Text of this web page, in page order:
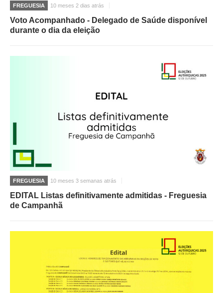
FREGUESIA 10 meses 2 dias atrás
Voto Acompanhado - Delegado de Saúde disponível
durante o dia da eleição
FREGUESIA 10 meses 3 semanas atrás
EDITAL Listas definitivamente admitidas - Freguesia
de Campanhã